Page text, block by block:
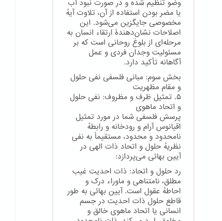
وضو تنظیم شده و در صورت نبود آب
یا مضر بودن استفاده از آن، تلاوت آیهٔ
مخصوصی جایگزین می‌شود. این
اصلاحات نشان‌دهندهٔ ارتقاء انسان به
مرحله‌ای از بلوغ روحانی است که بر
مسئولیت وجدان فردی و عمل
آگاهانه تأکید دارد.
بخش سوم: مبانی فلسفی نفی حلول
و مقام مظهریت
۵. تمثیل ظرف و مظروف: نفی حلول
و اتحاد ماهوی
پرسش فلسفی شما در مورد تمثیل
اقیانوس آرام و رودخانه و رابطهٔ
نامحدود و محدود، مستقیماً به نفی
نظریهٔ حلول و اتحاد ذات الهی در
آیین بهائی می‌پردازد:
رد حلول و اتحاد: ذات احدیت غیب
مطلق، نامتناهی و ماوراء درک و
احاطهٔ عقول است. آیین بهائی به طور
قاطع حلول ذات احدیت در جسم
انسانی یا اتحاد ماهوی خالق و